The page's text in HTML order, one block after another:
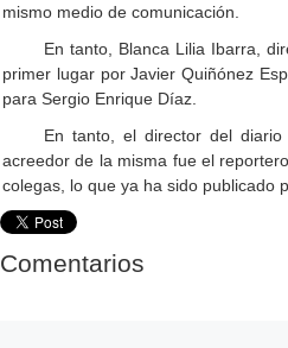
mismo medio de comunicación.
En tanto, Blanca Lilia Ibarra,
primer lugar por Javier Quiñónez
para Sergio Enrique Díaz.
En tanto, el director del
acreedor de la misma fue el
colegas, lo que ya ha sido publicado
Comentarios